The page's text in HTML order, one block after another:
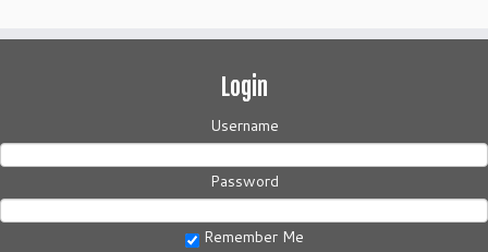
Login
Username
Password
Remember Me